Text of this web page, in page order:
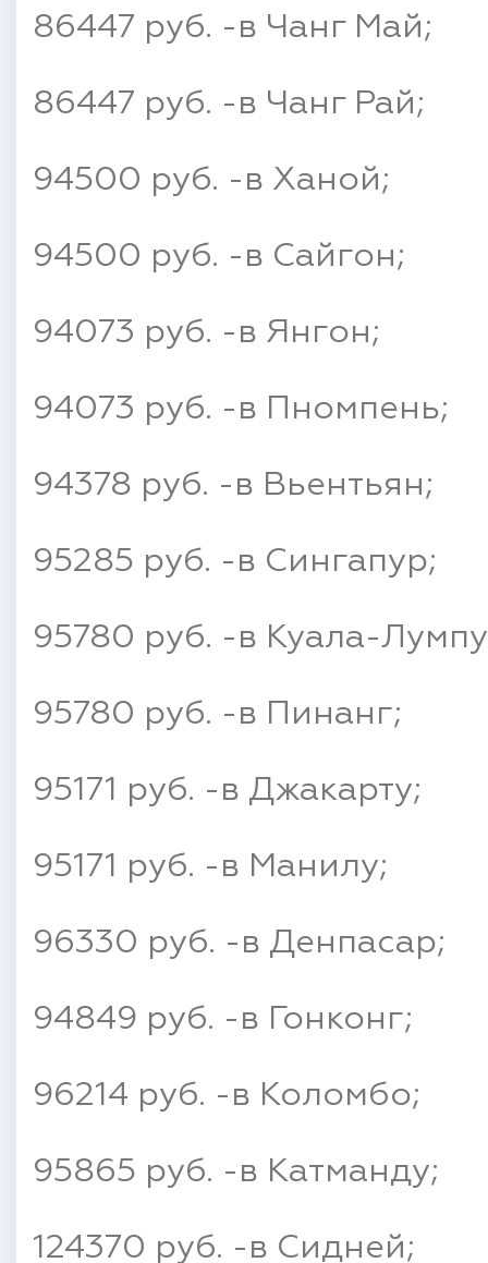
86447 руб. -в Чанг Май;
86447 руб. -в Чанг Рай;
94500 руб. -в Ханой;
94500 руб. -в Сайгон;
94073 руб. -в Янгон;
94073 руб. -в Пномпень;
94378 руб. -в Вьентьян;
95285 руб. -в Сингапур;
95780 руб. -в Куала-
95780 руб. -в Пинанг;
95171 руб. -в Джакарту;
95171 руб. -в Манилу;
96330 руб. -в Денпасар;
94849 руб. -в Гонконг;
96214 руб. -в Коломбо;
95865 руб. -в Катманду;
124370 руб. -в Сидней;